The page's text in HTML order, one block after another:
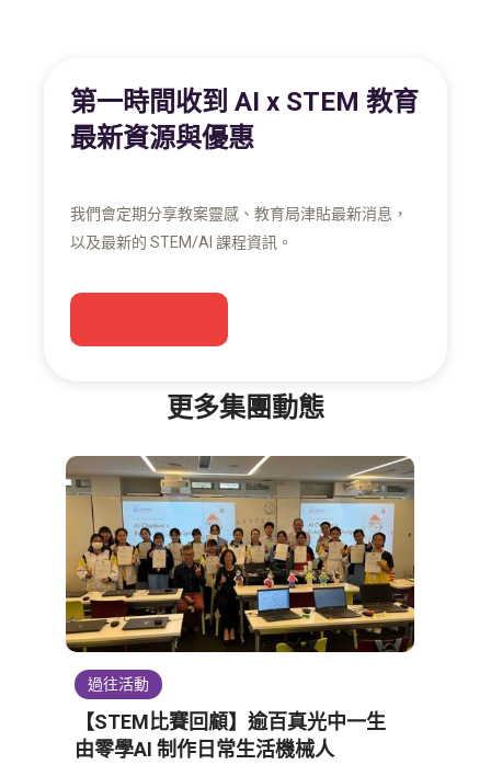
第一時間收到 AI x STEM 教育
最新資源與優惠
我們會定期分享教案靈感、教育局津貼最新消息，
以及最新的 STEM/AI 課程資訊。
更多集團動態
過往活動
【STEM比賽回顧】逾百真光中一生
由零學AI 制作日常生活機械人